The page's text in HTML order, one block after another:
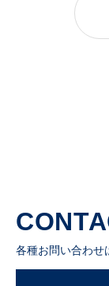
わかりやすい
各種お問い合わせ